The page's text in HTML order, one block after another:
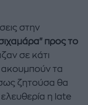
στην
προς το
σε κάτι
τα
ζητούσα θα
ελευθερία η late